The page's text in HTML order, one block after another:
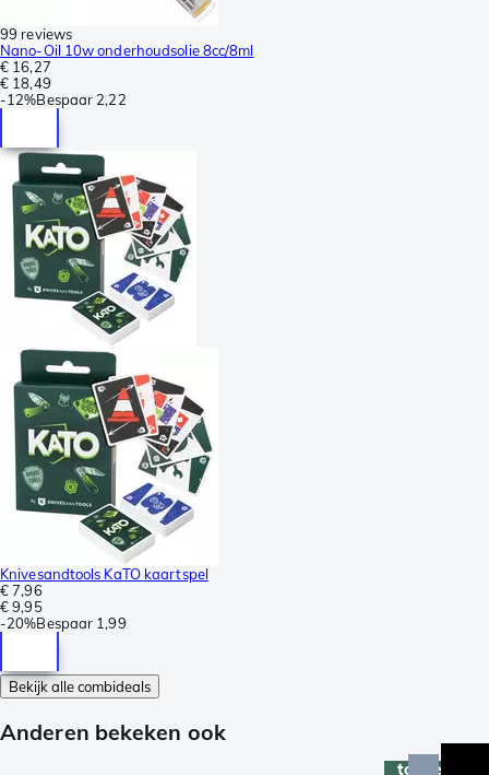
99 reviews
Nano-Oil 10w onderhoudsolie 8cc/8ml
€ 16,27
€ 18,49
-12%Bespaar 2,22
Knivesandtools KaTO kaartspel
€ 7,96
€ 9,95
-20%Bespaar 1,99
Bekijk alle combideals
Anderen bekeken ook
topper